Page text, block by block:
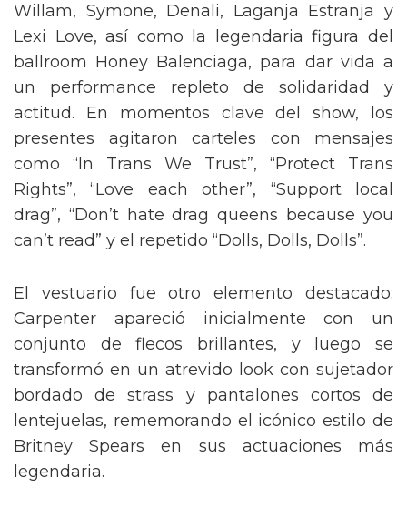
Willam, Symone, Denali, Laganja Estranja y
Lexi Love, así como la legendaria figura del
ballroom Honey Balenciaga, para dar vida a
un performance repleto de solidaridad y
actitud. En momentos clave del show, los
presentes agitaron carteles con mensajes
como “In Trans We Trust”, “Protect Trans
Rights”, “Love each other”, “Support local
drag”, “Don’t hate drag queens because you
can’t read” y el repetido “Dolls, Dolls, Dolls”.
El vestuario fue otro elemento destacado:
Carpenter apareció inicialmente con un
conjunto de flecos brillantes, y luego se
transformó en un atrevido look con sujetador
bordado de strass y pantalones cortos de
lentejuelas, rememorando el icónico estilo de
Britney Spears en sus actuaciones más
legendaria.